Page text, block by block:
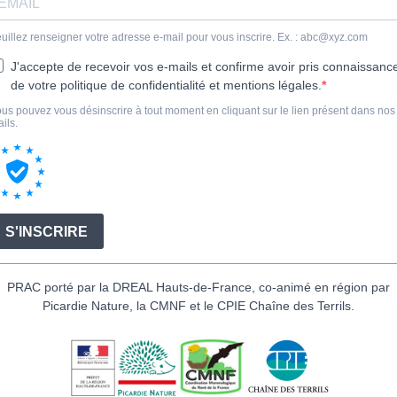
renseigner votre adresse e-mail pour vous inscrire. Ex. : abc@xyz.com
J'accepte de recevoir vos e-mails et confirme avoir pris
de votre politique de confidentialité et mentions légales.
pouvez vous désinscrire à tout moment en cliquant sur le lien présent dans nos
S'INSCRIRE
PRAC porté par la DREAL Hauts-de-France, co-animé en région par
Picardie Nature, la CMNF et le CPIE Chaîne des Terrils.